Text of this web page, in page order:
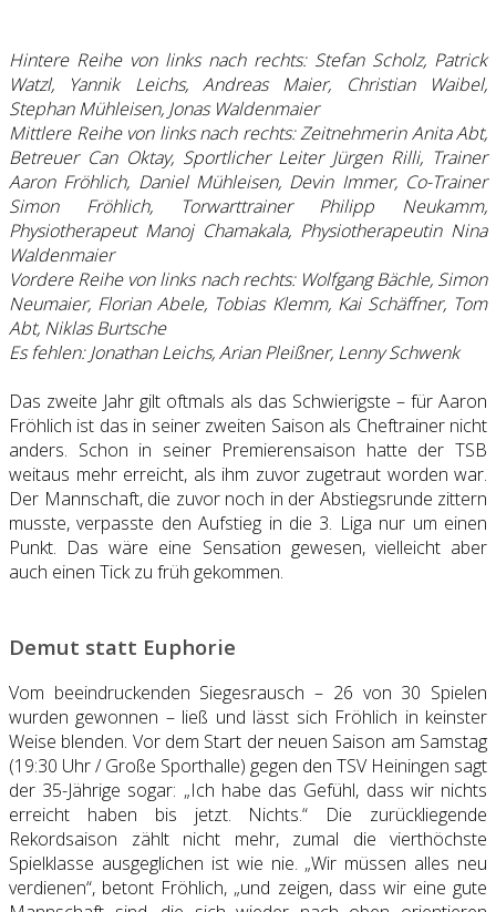
Hintere Reihe von links nach rechts: Stefan Scholz, Patrick
Watzl, Yannik Leichs, Andreas Maier, Christian Waibel,
Stephan Mühleisen, Jonas Waldenmaier
Mittlere Reihe von links nach rechts: Zeitnehmerin Anita Abt,
Betreuer Can Oktay, Sportlicher Leiter Jürgen Rilli, Trainer
Aaron Fröhlich, Daniel Mühleisen, Devin Immer, Co-Trainer
Simon Fröhlich, Torwarttrainer Philipp Neukamm,
Physiotherapeut Manoj Chamakala, Physiotherapeutin Nina
Waldenmaier
Vordere Reihe von links nach rechts: Wolfgang Bächle, Simon
Neumaier, Florian Abele, Tobias Klemm, Kai Schäffner, Tom
Abt, Niklas Burtsche
Es fehlen: Jonathan Leichs, Arian Pleißner, Lenny Schwenk
Das zweite Jahr gilt oftmals als das Schwierigste – für Aaron
Fröhlich ist das in seiner zweiten Saison als Cheftrainer nicht
anders. Schon in seiner Premierensaison hatte der TSB
weitaus mehr erreicht, als ihm zuvor zugetraut worden war.
Der Mannschaft, die zuvor noch in der Abstiegsrunde zittern
musste, verpasste den Aufstieg in die 3. Liga nur um einen
Punkt. Das wäre eine Sensation gewesen, vielleicht aber
auch einen Tick zu früh gekommen.
Demut statt Euphorie
Vom beeindruckenden Siegesrausch – 26 von 30 Spielen
wurden gewonnen – ließ und lässt sich Fröhlich in keinster
Weise blenden. Vor dem Start der neuen Saison am Samstag
(19:30 Uhr / Große Sporthalle) gegen den TSV Heiningen sagt
der 35-Jährige sogar: „Ich habe das Gefühl, dass wir nichts
erreicht haben bis jetzt. Nichts.“ Die zurückliegende
Rekordsaison zählt nicht mehr, zumal die vierthöchste
Spielklasse ausgeglichen ist wie nie. „Wir müssen alles neu
verdienen“, betont Fröhlich, „und zeigen, dass wir eine gute